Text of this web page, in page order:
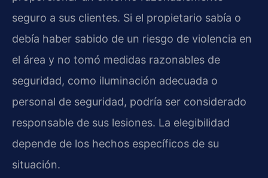
seguro a sus clientes. Si el propietario sabía o
debía haber sabido de un riesgo de violencia en
el área y no tomó medidas razonables de
seguridad, como iluminación adecuada o
personal de seguridad, podría ser considerado
responsable de sus lesiones. La elegibilidad
depende de los hechos específicos de su
situación.